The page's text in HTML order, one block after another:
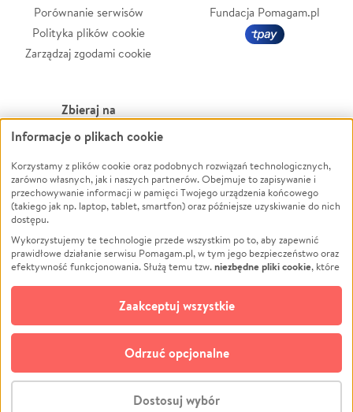
Porównanie serwisów
Polityka plików cookie
Zarządzaj zgodami cookie
Fundacja Pomagam.pl
Zbieraj na
Leczenie
Zwierzęta
Pożar
Ukraina
Pomoc Finansowa
Projekty
Pogrzeb
Społeczność lokalna
Kultura
Powódź
Wichura
NGO
Edukacja
Podróż
Impreza
Ochrona środowiska
Biznes
© CROWDING SP. Z O.O.
Informacje o plikach cookie
Korzystamy z plików cookie oraz podobnych rozwiązań technologicznych,
zarówno własnych, jak i naszych partnerów. Obejmuje to zapisywanie i
przechowywanie informacji w pamięci Twojego urządzenia końcowego
(takiego jak np. laptop, tablet, smartfon) oraz późniejsze uzyskiwanie do nich
dostępu.
Wykorzystujemy te technologie przede wszystkim po to, aby zapewnić
prawidłowe działanie serwisu Pomagam.pl, w tym jego bezpieczeństwo oraz
efektywność funkcjonowania. Służą temu tzw.niezbędne pliki cookie, które
opcjonalnych plików cookie
technologii do celów analitycznych i retargetingowych. Możesz wyrazić
zgodę na ich stosowanie lub jej odmówić. W dowolnym momencie masz
możliwość zmiany swoich preferencji na stronie „Zarządzaj zgodami cookie”,
do której link znajdziesz w stopce serwisu Pomagam.pl. Opcjonalne pliki
cookie wykorzystywane są w następujących celach:
działanie serwisu Pomagam.pl. Dzięki nim możemy zrozumieć, jak
Dostosuj wybór
Odrzuć opcjonalne
Zaakceptuj wszystkie